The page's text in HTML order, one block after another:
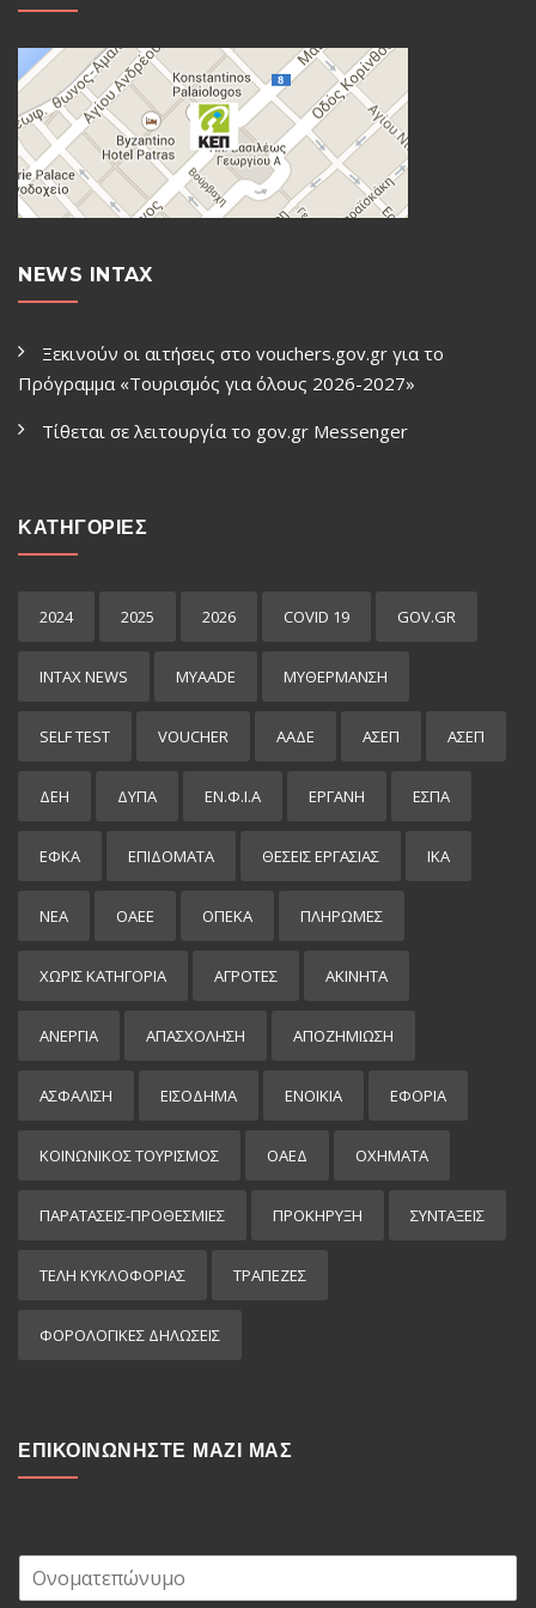
NEWS INTAX
Ξεκινούν οι αιτήσεις στο vouchers.gov.gr για το
Πρόγραμμα «Τουρισμός για όλους 2026-2027»
Τίθεται σε λειτουργία το gov.gr Μessenger
ΚΑΤΗΓΟΡΙΕΣ
2024 2025 2026 COVID 19 GOV.GR
INTAX NEWS MYAADE MYΘΈΡΜΑΝΣΗ
SELF TEST VOUCHER ΑΑΔΕ ΑΣΕΠ ΑΣΕΠ
ΔΕΗ ΔΥΠΑ ΕΝ.Φ.Ι.Α ΕΡΓΑΝΗ ΕΣΠΑ
ΕΦΚΑ ΕΠΙΔΌΜΑΤΑ ΘΕΣΕΙΣ ΕΡΓΑΣΙΑΣ ΙΚΑ
ΝΕΑ ΟΑΕΕ ΟΠΕΚΑ ΠΛΗΡΩΜΕΣ
ΧΩΡΊΣ ΚΑΤΗΓΟΡΊΑ ΑΓΡΟΤΕΣ ΑΚΙΝΗΤΑ
ΑΝΕΡΓΙΑ ΑΠΑΣΧΟΛΗΣΗ ΑΠΟΖΗΜΙΩΣΗ
ΑΣΦΑΛΙΣΗ ΕΙΣΌΔΗΜΑ ΕΝΟΙΚΙΑ ΕΦΟΡΙΑ
ΚΟΙΝΩΝΙΚΟΣ ΤΟΥΡΙΣΜΟΣ ΟΑΕΔ ΟΧΗΜΑΤΑ
ΠΑΡΑΤΑΣΕΙΣ-ΠΡΟΘΕΣΜΙΕΣ ΠΡΟΚΉΡΥΞΗ ΣΥΝΤΑΞΕΙΣ
ΤΕΛΗ ΚΥΚΛΟΦΟΡΙΑΣ ΤΡΑΠΕΖΕΣ
ΦΟΡΟΛΟΓΙΚΕΣ ΔΗΛΩΣΕΙΣ
ΕΠΙΚΟΙΝΩΝΗΣΤΕ ΜΑΖΙ ΜΑΣ